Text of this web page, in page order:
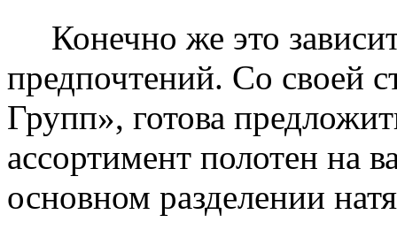
Конечно же это
предпочтений. Со своей
Групп», готова
ассортимент полотен на
основном разделении